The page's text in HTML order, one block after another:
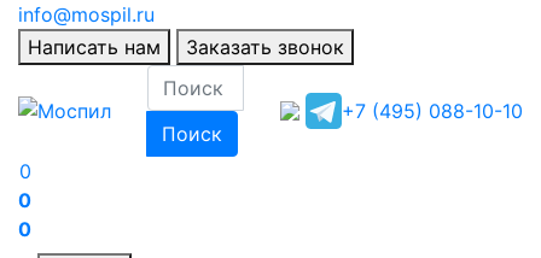
info@mospil.ru
Написать нам
Заказать звонок
Поиск
+7 (495) 088-10-10
0
0
0